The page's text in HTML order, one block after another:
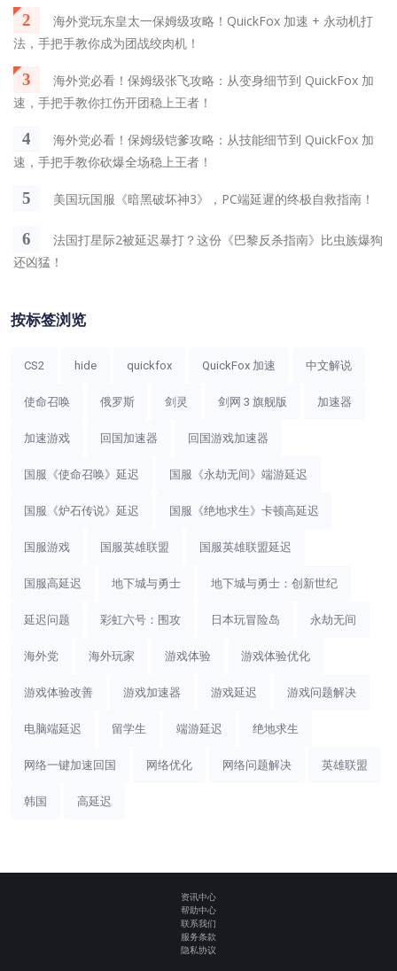
2
海外党玩东皇太一保姆级攻略！QuickFox 加速 + 永动机打
法，手把手教你成为团战绞肉机！
3
海外党必看！保姆级张飞攻略：从变身细节到 QuickFox 加
速，手把手教你扛伤开团稳上王者！
4
海外党必看！保姆级铠爹攻略：从技能细节到 QuickFox 加
速，手把手教你砍爆全场稳上王者！
5 美国玩国服《暗黑破坏神3》，PC端延遲的终极自救指南！
6
法国打星际2被延迟暴打？这份《巴黎反杀指南》比虫族爆狗
还凶猛！
按标签浏览
CS2 hide quickfox QuickFox 加速 中文解说
使命召唤 俄罗斯 剑灵 剑网 3 旗舰版 加速器
加速游戏 回国加速器 回国游戏加速器
国服《使命召唤》延迟 国服《永劫无间》端游延迟
国服《炉石传说》延迟 国服《绝地求生》卡顿高延迟
国服游戏 国服英雄联盟 国服英雄联盟延迟
国服高延迟 地下城与勇士 地下城与勇士：创新世纪
延迟问题 彩虹六号：围攻 日本玩冒险岛 永劫无间
海外党 海外玩家 游戏体验 游戏体验优化
游戏体验改善 游戏加速器 游戏延迟 游戏问题解决
电脑端延迟 留学生 端游延迟 绝地求生
网络一键加速回国 网络优化 网络问题解决 英雄联盟
韩国 高延迟
资讯中心
帮助中心
联系我们
服务条款
隐私协议